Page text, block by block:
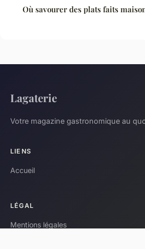
Où savourer des plats faits
Lagaterie
Votre magazine gastronomique au
LIENS
Accueil
LÉGAL
Mentions légales